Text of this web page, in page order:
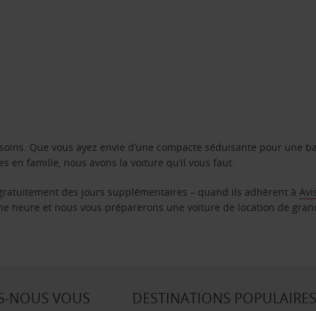
Que vous ayez envie d’une compacte séduisante pour une
en famille, nous avons la voiture qu’il vous faut.
des jours supplémentaires – quand ils adhèrent à
heure et nous vous préparerons une voiture de location de
NOUS VOUS
DESTINATIONS POPULAIRES